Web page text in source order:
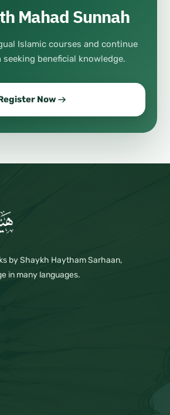
Mahad Sunnah
Islamic courses and continue
beneficial knowledge.
Now
by Shaykh Haytham Sarhaan,
in many languages.